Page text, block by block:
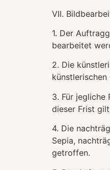
VII.
1. Der
bearbeitet
2. Die
3. Für jegliche
dieser Frist
4. Die
Sepia,
getroffen.